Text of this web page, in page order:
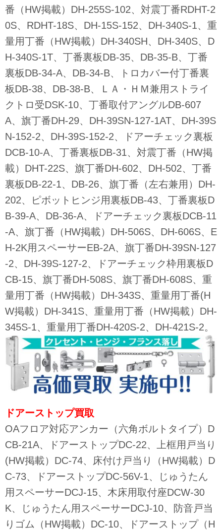
番（HW掲載）DH-255S-102、対震丁番RDHT-2
0S、RDHT-18S、DH-15S-152、DH-340S-1、重
量用丁番（HW掲載）DH-340SH、DH-340S、D
H-340S-1T、丁番裏板DB-35、DB-35-B、丁番
裏板DB-34-A、DB-34-B、トロカバー付丁番裏
板DB-38、DB-38-B、ＬＡ・ＨＭ兼用ストライ
クトロ受DSK-10、丁番取付アングルDB-607
A、旗丁番DH-29、DH-39SN-127-1AT、DH-39S
N-152-2、DH-39S-152-2、ドアーチェック裏板
DCB-10-A、丁番裏板DB-31、対震丁番（HW掲
載）DHT-22S、旗丁番DH-602、DH-502、丁番
裏板DB-22-1、DB-26、旗丁番（左右兼用）DH-
202、ピボットヒンジ用裏板DB-43、丁番裏板D
B-39-A、DB-36-A、ドアーチェック裏板DCB-11
-A、旗丁番（HW掲載）DH-506S、DH-606S、E
H-2K用スペーサーEB-2A、旗丁番DH-39SN-127
-2、DH-39S-127-2、ドアーチェック枠用裏板D
CB-15、旗丁番DH-508S、旗丁番DH-608S、重
量用丁番（HW掲載）DH-343S、重量用丁番(H
W掲載）DH-341S、重量用丁番（HW掲載）DH-
345S-1、重量用丁番DH-420S-2、DH-421S-2。
ドアーストップ買取
OAフロア対応アンカー（六角ボルトタイプ）D
CB-21A、ドアーストップDC-22、上框用戸当り
(HW掲載）DC-74、床付け戸当り（HW掲載）D
C-73、ドアーストップDC-56V-1、じゅうたん
用スペーサーDCJ-15、木床用取付座DCW-30
K、じゅうたん用スペーサーDCJ-10、防音戸当
りゴム（HW掲載）DC-10、ドアーストップ（H